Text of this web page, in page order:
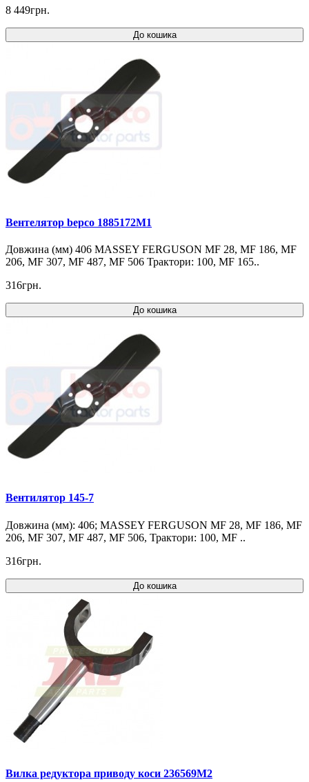
8 449грн.
До кошика
Вентелятор bepco 1885172M1
Довжина (мм) 406 MASSEY FERGUSON MF 28, MF 186, MF
206, MF 307, MF 487, MF 506 Трактори: 100, MF 165..
316грн.
До кошика
Вентилятор 145-7
Довжина (мм): 406; MASSEY FERGUSON MF 28, MF 186, MF
206, MF 307, MF 487, MF 506, Трактори: 100, MF ..
316грн.
До кошика
Вилка редуктора приводу коси 236569M2